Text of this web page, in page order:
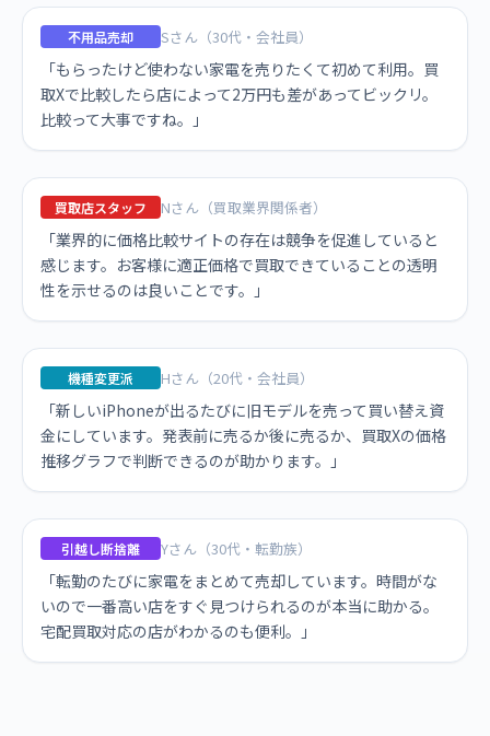
不用品売却 Sさん（30代・会社員）
「もらったけど使わない家電を売りたくて初めて利用。買
取Xで比較したら店によって2万円も差があってビックリ。
比較って大事ですね。」
買取店スタッフ Nさん（買取業界関係者）
「業界的に価格比較サイトの存在は競争を促進していると
感じます。お客様に適正価格で買取できていることの透明
性を示せるのは良いことです。」
機種変更派 Hさん（20代・会社員）
「新しいiPhoneが出るたびに旧モデルを売って買い替え資
金にしています。発表前に売るか後に売るか、買取Xの価格
推移グラフで判断できるのが助かります。」
引越し断捨離 Yさん（30代・転勤族）
「転勤のたびに家電をまとめて売却しています。時間がな
いので一番高い店をすぐ見つけられるのが本当に助かる。
宅配買取対応の店がわかるのも便利。」